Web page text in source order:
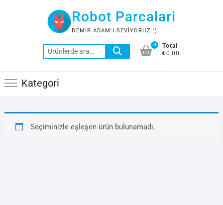
Robot Parcalari
DEMIR ADAM'I SEVIYORUZ :)
Ara:
0
Total
₺0,00
Kategori
Seçiminizle eşleşen ürün bulunamadı.